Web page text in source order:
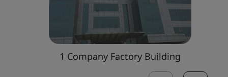
1 Company Factory Building